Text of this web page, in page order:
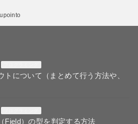
トについて（まとめて行う方法や、
Field）の型を判定する方法